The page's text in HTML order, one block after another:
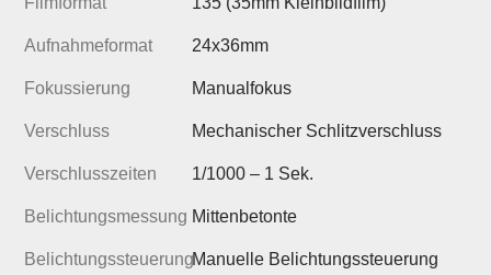
Aufnahmeformat 24x36mm
Fokussierung Manualfokus
Verschluss Mechanischer Schlitzverschluss
Verschlusszeiten 1/1000 – 1 Sek.
Belichtungsmessung Mittenbetonte
BelichtungssteuerungManuelle Belichtungssteuerung